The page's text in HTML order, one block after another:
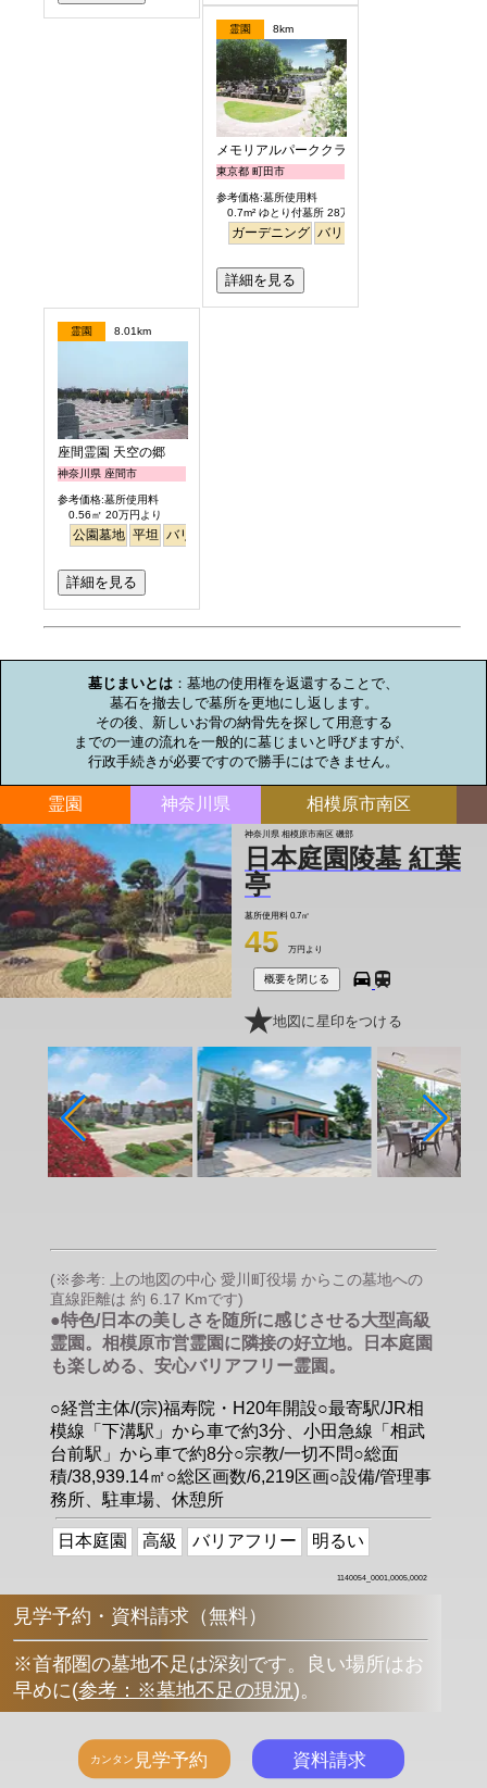
霊園 8km
メモリアルパーククラウド御殿山
東京都 町田市
参考価格:墓所使用料
0.7m² ゆとり付墓所 28万円より
ガーデニング バリアフリー
詳細を見る
霊園 8.01km
座間霊園 天空の郷
神奈川県 座間市
参考価格:墓所使用料
0.56㎡ 20万円より
公園墓地 平坦 バリアフリー
詳細を見る
墓じまいとは ：墓地の使用権を返還することで、
墓石を撤去しで墓所を更地にし返します。
その後、新しいお骨の納骨先を探して用意する
までの一連の流れを一般的に墓じまいと呼びますが、
行政手続きが必要ですので勝手にはできません。
霊園 神奈川県 相模原市南区
神奈川県 相模原市南区 磯部
日本庭園陵墓 紅葉
亭
墓所使用料 0.7㎡
45 万円より
概要を閉じる
地図に星印をつける
(※参考: 上の地図の中心 愛川町役場 からこの墓地への
直線距離は 約 6.17 Kmです)
●特色/日本の美しさを随所に感じさせる大型高級
霊園。相模原市営霊園に隣接の好立地。日本庭園
も楽しめる、安心バリアフリー霊園。
○経営主体/(宗)福寿院・H20年開設○最寄駅/JR相
模線「下溝駅」から車で約3分、小田急線「相武
台前駅」から車で約8分○宗教/一切不問○総面
積/38,939.14㎡○総区画数/6,219区画○設備/管理事
務所、駐車場、休憩所
日本庭園 高級 バリアフリー 明るい
1140054_0001,0005,0002
見学予約・資料請求（無料）
※首都圏の墓地不足は深刻です。良い場所はお
早めに(参考：※墓地不足の現況)。